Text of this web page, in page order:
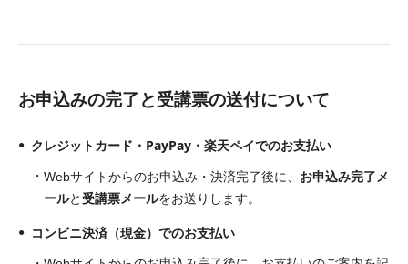
お申込みの完了と受講票の送付について
クレジットカード・PayPay・楽天ペイでのお支払い
Webサイトからのお申込み・決済完了後に、 お申込み完了メ
ールと受講票メールをお送りします。
コンビニ決済（現金）でのお支払い